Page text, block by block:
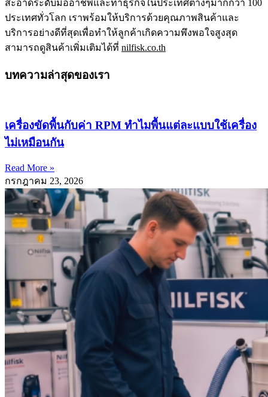
สะอาดระดับมืออาชีพและทำธุรกิจในประเทศต่างๆมากกว่า 100
ประเทศทั่วโลก เราพร้อมให้บริการด้วยคุณภาพสินค้าและ
บริการอย่างดีที่สุดเพื่อทำให้ลูกค้าเกิดความพึงพอใจสูงสุด
สามารถดูสินค้าเพิ่มเติมได้ที่ nilfisk.co.th
บทความล่าสุดของเรา
เครื่องขัดพื้นกับค่า RPM ทำไมพื้นแต่ละแบบใช้เครื่อง
ไม่เหมือนกัน
Read More »
กรกฎาคม 23, 2026